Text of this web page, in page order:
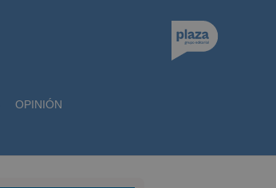
OPINIÓN